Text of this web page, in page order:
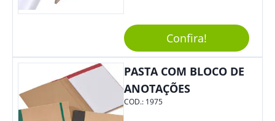
Confira!
PASTA COM BLOCO DE
ANOTAÇÕES
COD.: 1975